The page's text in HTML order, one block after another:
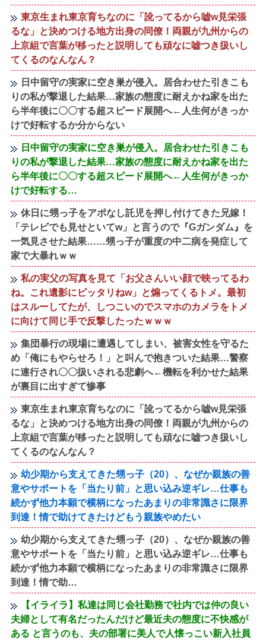
東京生まれ東京育ちなのに「訛ってるから嘘w見栄張
るな」と決めつける地方出身の同僚！両親が九州からの
上京組で言葉が移ったと説明しても頑なに嘘つき扱いし
てくるのなんなん？
日中留守の実家に空き巣が侵入。居合わせた引きこも
りの私が撃退した結果…家族の態度に耐えかね家を出た
ら半年後に〇〇する超スピード展開へ←人生何がきっか
けで好転するか分からない
日中留守の実家に空き巣が侵入。居合わせた引きこも
りの私が撃退した結果…家族の態度に耐えかね家を出た
ら半年後に〇〇する超スピード展開へ←人生何がきっか
けで好転する…
休日に甥っ子をアポなし託児を押し付けてきた兄嫁！
「テレビでも見せといてw」と言うので『Gガンダム』を
一気見させた結果……甥っ子が重度の中二病を発症して
家で大暴れｗｗ
私の実父の写真を見て「お父さんいい顔で映ってるわ
ね。これ遺影にピッタリねw」と煽ってくるトメ。最初
はスルーしてたが、しつこいのでスマホのカメラをトメ
に向けて同じ手で反撃したったｗｗｗ
集団暴行の現場に遭遇してしまい、被害女性を守るた
め「俺にもやらせろ！」と叫んで抱きついた結果…警察
に連行され〇〇扱いされる悲劇へ←機転を利かせた結果
が裏目に出すぎて惨事
東京生まれ東京育ちなのに「訛ってるから嘘w見栄張
るな」と決めつける地方出身の同僚！両親が九州からの
上京組で言葉が移ったと説明しても頑なに嘘つき扱いし
てくるのなんなん？
幼少期から支えてきた甥っ子（20）、なぜか親族の善
意やサポートを「当たり前」と思い込み逆ギレ…仕事も
続かず他力本願で横柄になったあまりの非常識さに限界
到達！情で助けてきたけどもう親族やめたい
幼少期から支えてきた甥っ子（20）、なぜか親族の善
意やサポートを「当たり前」と思い込み逆ギレ…仕事も
続かず他力本願で横柄になったあまりの非常識さに限界
到達！情で助…
【イライラ】私達は同じ会社勤務で社内では仲の良い
夫婦として有名だったんだけど最近夫の態度に不快感が
ある と言うのも、夫の部署に美人で人懐っこい新入社員